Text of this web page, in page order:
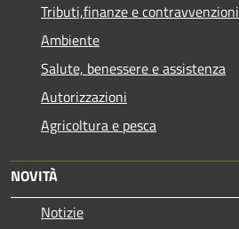
Tributi,finanze e contravvenzioni
Ambiente
Salute, benessere e assistenza
Autorizzazioni
Agricoltura e pesca
NOVITÀ
Notizie